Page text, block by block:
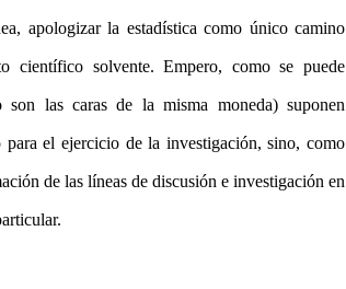
apologizar la estadística como único camino
científico solvente. Empero, como se puede
las caras de la misma moneda) suponen
el ejercicio de la investigación, sino, como
de las líneas de discusión e investigación en